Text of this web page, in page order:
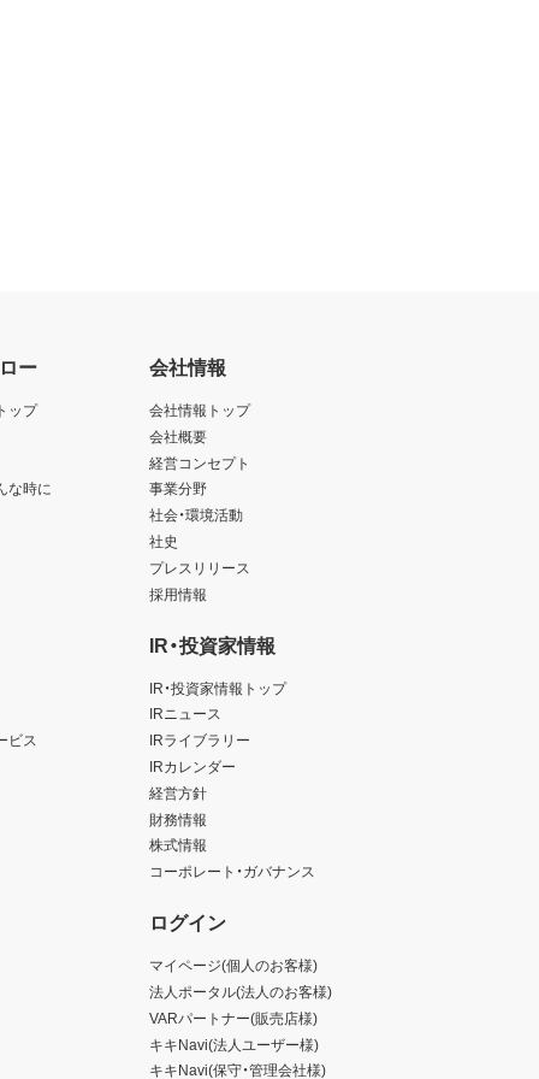
ー
ップ
な時に
ビス
会社情報
会社情報トップ
会社概要
経営コンセプト
事業分野
社会・環境活動
社史
プレスリリース
採用情報
IR・投資家情報
IR・投資家情報トップ
IRニュース
IRライブラリー
IRカレンダー
経営方針
財務情報
株式情報
コーポレート・ガバナンス
ログイン
マイページ(個人のお客様)
法人ポータル(法人のお客様)
VARパートナー(販売店様)
キキNavi(法人ユーザー様)
キキNavi(保守・管理会社様)